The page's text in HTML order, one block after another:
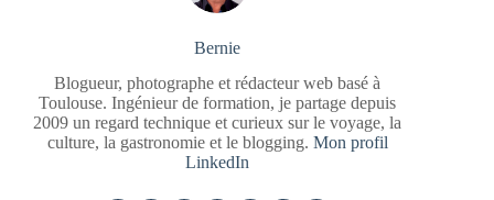
Bernie
Blogueur, photographe et rédacteur web basé à
Toulouse. Ingénieur de formation, je partage depuis
2009 un regard technique et curieux sur le voyage, la
culture, la gastronomie et le blogging. Mon profil
LinkedIn